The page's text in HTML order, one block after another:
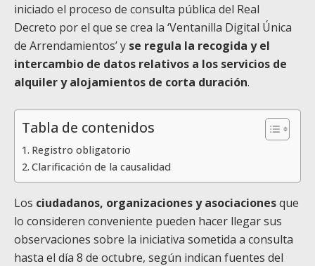
iniciado el proceso de consulta pública del Real
Decreto por el que se crea la ‘Ventanilla Digital Única
de Arrendamientos’ y se regula la recogida y el
intercambio de datos relativos a los servicios de
alquiler y alojamientos de corta duración.
Tabla de contenidos
Registro obligatorio
Clarificación de la causalidad
Los ciudadanos, organizaciones y asociacionesque
lo consideren conveniente pueden hacer llegar sus
observaciones sobre la iniciativa sometida a consulta
hasta el día 8 de octubre, según indican fuentes del